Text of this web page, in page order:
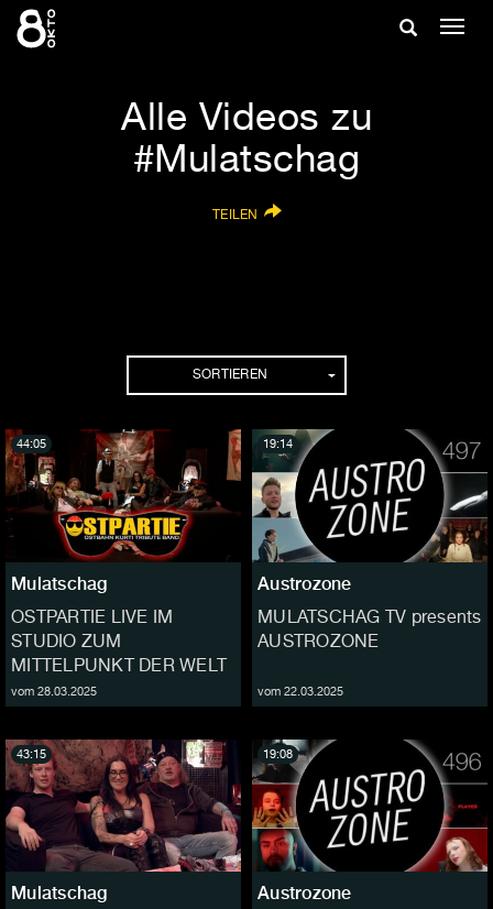
Zum
Inhalt
Suche
Alle Videos zu
#Mulatschag
TEILEN
SORTIEREN
Mulatschag
OSTPARTIE LIVE IM
STUDIO ZUM
MITTELPUNKT DER WELT
vom 28.03.2025
44:05
Austrozone
MULATSCHAG TV presents
AUSTROZONE
vom 22.03.2025
19:14
Mulatschag
43:15
Austrozone
19:08